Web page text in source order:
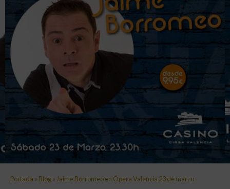
Portada » Blog» Jaime Borromeo en Ópera Valencia 23 de marzo